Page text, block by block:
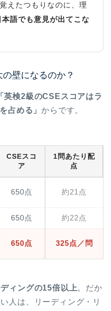
えたつもりなのに、理
本語でも意見が出てこな
壁になるのか？
「英検2級のCSEスコアはラ
占める」からです。
CSEスコ
ア
1問あたり配
点
650点 約21点
650点 約22点
650点 325点／問
ィングの15倍以上。だか
人は、リーディング・リ